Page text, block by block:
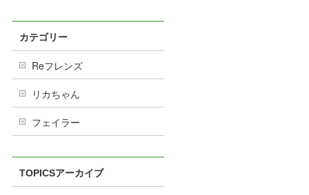
カテゴリー
Reフレンズ
リカちゃん
フェイラー
TOPICSアーカイブ